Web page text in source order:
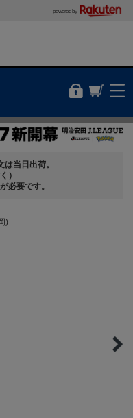
powered by
当日出荷。
）
必要です。
)